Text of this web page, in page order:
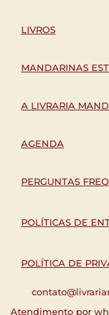
LIVROS
MANDARINAS
A LIVRARIA
AGENDA
PERGUNTAS
POLÍTICAS DE
POLÍTICA DE
Atendimento por